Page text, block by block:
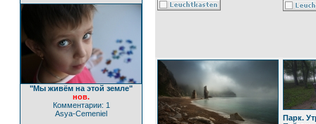
"Мы живём на этой земле"
нов.
Комментарии: 1
Asya-Cemeniel
Парк.